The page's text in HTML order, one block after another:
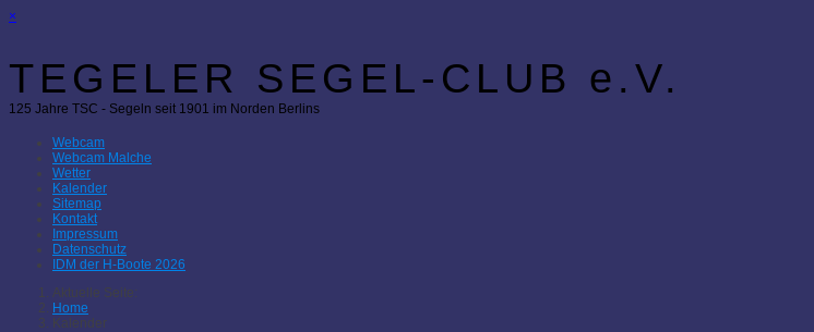
×
TEGELER SEGEL-CLUB e.V.
125 Jahre TSC - Segeln seit 1901 im Norden Berlins
Webcam
Webcam Malche
Wetter
Kalender
Sitemap
Kontakt
Impressum
Datenschutz
IDM der H-Boote 2026
Aktuelle Seite:
Home
Kalender